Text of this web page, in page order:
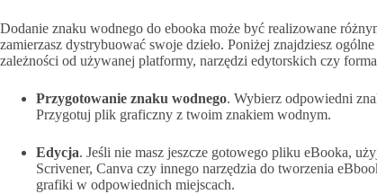
Dodanie znaku wodnego do ebooka może być realizowane
zamierzasz dystrybuować swoje dzieło. Poniżej znajdziesz
zależności od używanej platformy, narzędzi edytorskich czy
Przygotowanie znaku wodnego. Wybierz odpowiedni
Przygotuj plik graficzny z twoim znakiem wodnym.
Edycja. Jeśli nie masz jeszcze gotowego pliku eBooka,
Scrivener, Canva czy innego narzędzia do tworzenia
grafiki w odpowiednich miejscach.